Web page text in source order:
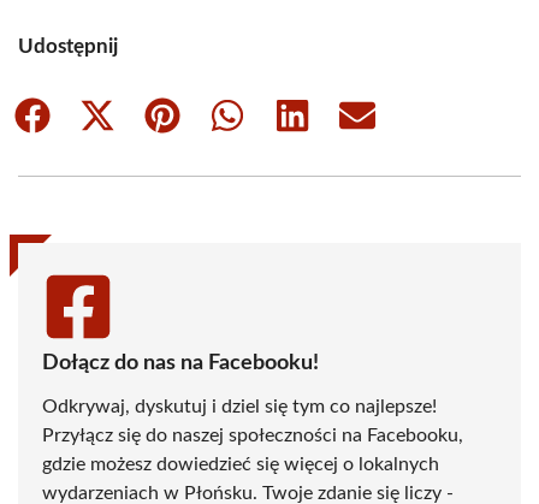
Udostępnij
Share
Share
(Twitter)
Share
Share
Share
Share
Dołącz do nas na Facebooku!
Odkrywaj, dyskutuj i dziel się tym co najlepsze!
Przyłącz się do naszej społeczności na Facebooku,
gdzie możesz dowiedzieć się więcej o lokalnych
wydarzeniach w Płońsku. Twoje zdanie się liczy -